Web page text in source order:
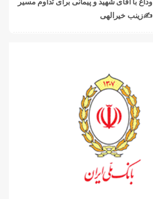
وداع با آقای شهید و پیمانی برای تداوم مسیر
✍زینب خیرالهی